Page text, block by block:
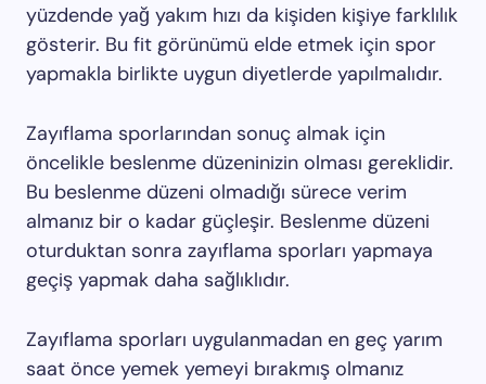
yüzdende yağ yakım hızı da kişiden kişiye farklılık
gösterir. Bu fit görünümü elde etmek için spor
yapmakla birlikte uygun diyetlerde yapılmalıdır.
Zayıflama sporlarından sonuç almak için
öncelikle beslenme düzeninizin olması gereklidir.
Bu beslenme düzeni olmadığı sürece verim
almanız bir o kadar güçleşir. Beslenme düzeni
oturduktan sonra zayıflama sporları yapmaya
geçiş yapmak daha sağlıklıdır.
Zayıflama sporları uygulanmadan en geç yarım
saat önce yemek yemeyi bırakmış olmanız